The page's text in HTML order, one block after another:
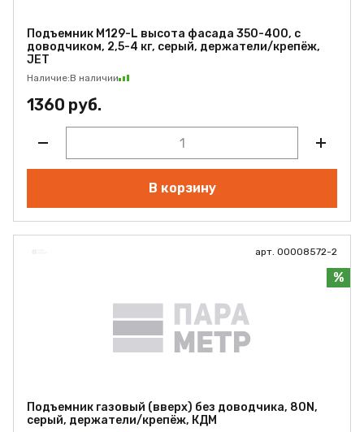
Подъемник M129-L высота фасада 350-400, с
доводчиком, 2,5-4 кг, серый, держатели/крепёж,
JET
Наличие:В наличии
1360 руб.
В корзину
арт. 00008572-2
%
Подъемник газовый (вверх) без доводчика, 80N,
серый, держатели/крепёж, КДМ